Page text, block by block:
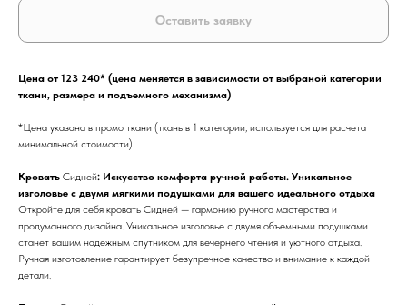
Оставить заявку
Цена от 123 240* (цена меняется в зависимости от выбраной категории
ткани, размера и подъемного механизма)
*Цена указана в промо ткани (ткань в 1 категории, используется для расчета
минимальной стоимости)
Кровать Сидней: Искусство комфорта ручной работы. Уникальное
изголовье с двумя мягкими подушками для вашего идеального отдыха
Откройте для себя кровать Сидней — гармонию ручного мастерства и
продуманного дизайна. Уникальное изголовье с двумя объемными подушками
станет вашим надежным спутником для вечернего чтения и уютного отдыха.
Ручная изготовление гарантирует безупречное качество и внимание к каждой
детали.